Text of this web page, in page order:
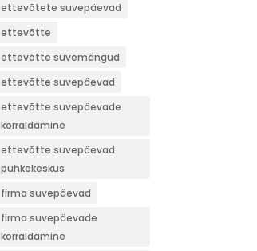
ettevõtete suvepäevad
ettevõtte
ettevõtte suvemängud
ettevõtte suvepäevad
ettevõtte suvepäevade
korraldamine
ettevõtte suvepäevad
puhkekeskus
firma suvepäevad
firma suvepäevade
korraldamine